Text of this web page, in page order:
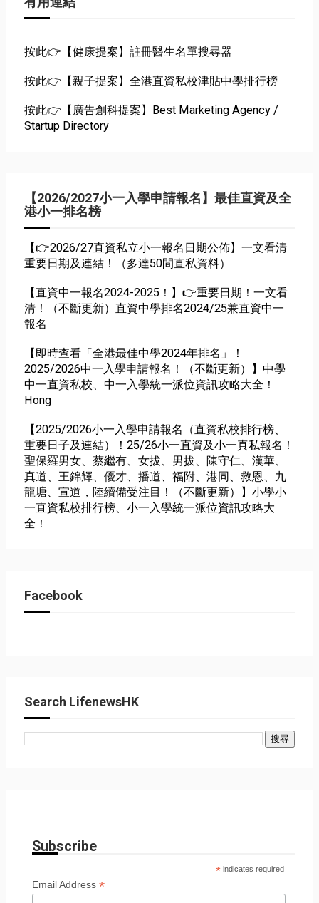
按此👉【健康提案】註冊醫生名單搜尋器
按此👉【親子提案】全港直資私校津貼中學排行榜
按此👉【廣告創科提案】Best Marketing Agency /
Startup Directory
【2026/2027小一入學申請報名】最佳直資及全
港小一排名榜
【👉2026/27直資私立小一報名日期公佈】一文看清
重要日期及連結！（多達50間直私資料）
【直資中一報名2024-2025！】👉重要日期！一文看
清！（不斷更新）直資中學排名2024/25兼直資中一
報名
【即時查看「全港最佳中學2024年排名」！
2025/2026中一入學申請報名！（不斷更新）】中學
中一直資私校、中一入學統一派位資訊攻略大全！
Hong
【2025/2026小一入學申請報名（直資私校排行榜、
重要日子及連結）！25/26小一直資及小一真私報名！
聖保羅男女、蔡繼有、女拔、男拔、陳守仁、漢華、
真道、王錦輝、優才、播道、福附、港同、救恩、九
龍塘、宣道，陸續備受注目！（不斷更新）】小學小
一直資私校排行榜、小一入學統一派位資訊攻略大
全！
Facebook
Search LifenewsHK
Subscribe
* indicates required
Email Address*